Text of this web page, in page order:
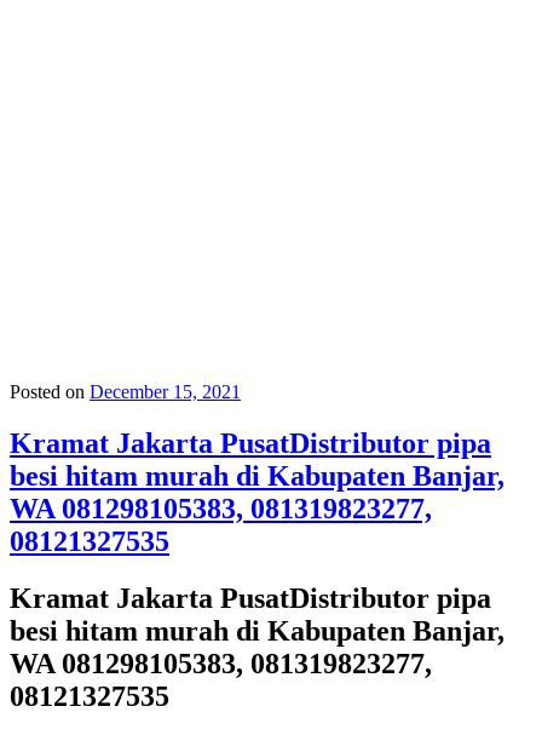
Posted on December 15, 2021
Kramat Jakarta PusatDistributor pipa
besi hitam murah di Kabupaten Banjar,
WA 081298105383, 081319823277,
08121327535
Kramat Jakarta PusatDistributor pipa
besi hitam murah di Kabupaten Banjar,
WA 081298105383, 081319823277,
08121327535